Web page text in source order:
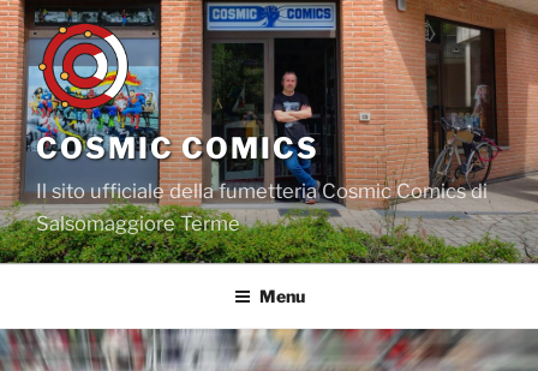
Salta
al
contenuto
COSMIC COMICS
Il sito ufficiale della fumetteria Cosmic Comics di
Salsomaggiore Terme
Menu